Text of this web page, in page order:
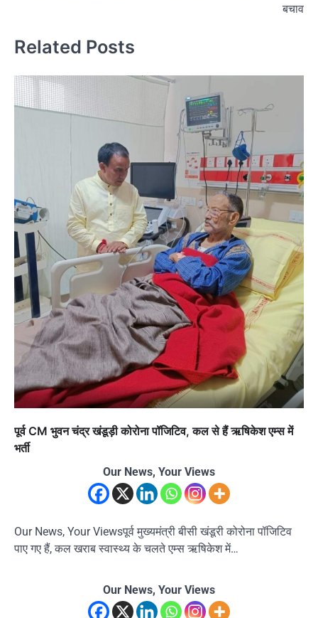
बचाव
Related Posts
पूर्व CM भुवन चंद्र खंडूड़ी कोरोना पॉजिटिव, कल से हैं ऋषिकेश एम्स में
भर्ती
Our News, Your Views
Our News, Your Viewsपूर्व मुख्यमंत्री बीसी खंडूरी कोरोना पॉजिटिव
पाए गए हैं, कल खराब स्वास्थ्य के चलते एम्स ऋषिकेश में…
Our News, Your Views